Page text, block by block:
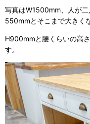
写真はW1500mm、人が
550mmとそこまで大きく
H900mmと腰くらいの高
す。